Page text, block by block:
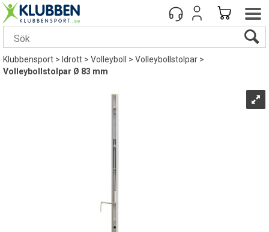
Klubbensport> Idrott>Volleyboll >Volleybollstolpar>
Volleybollstolpar Ø 83 mm